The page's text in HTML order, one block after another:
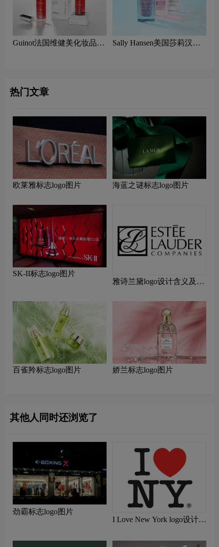
Guinot法国维健美化妆品
Sally Hansen美国莎莉汉森
热门文章
欧莱雅标志logo图片 海蓝之谜标志logo图片
SK-II标志logo图片
雅诗兰黛logo设计含义及设
百雀羚标志logo图片 娇兰标志logo图片
其他人同时还浏览了
劲霸标志logo图片
I Love New York logo设计含